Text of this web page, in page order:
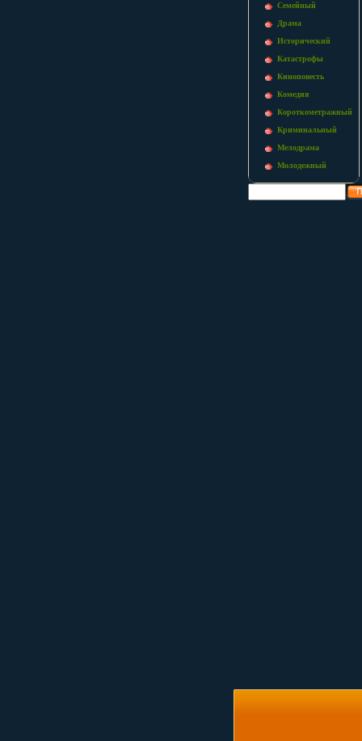
Семейный
Драма
Исторический
Катастрофы
Киноповесть
Комедия
Короткометражный
Криминальный
Мелодрама
Молодежный